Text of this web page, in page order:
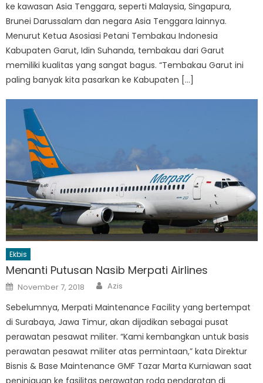
ke kawasan Asia Tenggara, seperti Malaysia, Singapura,
Brunei Darussalam dan negara Asia Tenggara lainnya.
Menurut Ketua Asosiasi Petani Tembakau Indonesia
Kabupaten Garut, Idin Suhanda, tembakau dari Garut
memiliki kualitas yang sangat bagus. “Tembakau Garut ini
paling banyak kita pasarkan ke Kabupaten […]
Ekbis
Menanti Putusan Nasib Merpati Airlines
Posted
on
November 7, 2018 Author
Azis
Sebelumnya, Merpati Maintenance Facility yang bertempat
di Surabaya, Jawa Timur, akan dijadikan sebagai pusat
perawatan pesawat militer. “Kami kembangkan untuk basis
perawatan pesawat militer atas permintaan,” kata Direktur
Bisnis & Base Maintenance GMF Tazar Marta Kurniawan saat
peninjauan ke fasilitas perawatan roda pendaratan di